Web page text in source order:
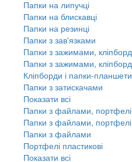
Папки на липучці
Папки на блискавці
Папки на резинці
Папки з зав'язками
Папки з зажимами,
Папки з зажимами,
Кліпборди і папки-планшети
Папки з затискачами
Показати всі
Папки з файлами, портфелі
Папки з файлами, портфелі
Папки з файлами
Портфелі пластикові
Показати всі